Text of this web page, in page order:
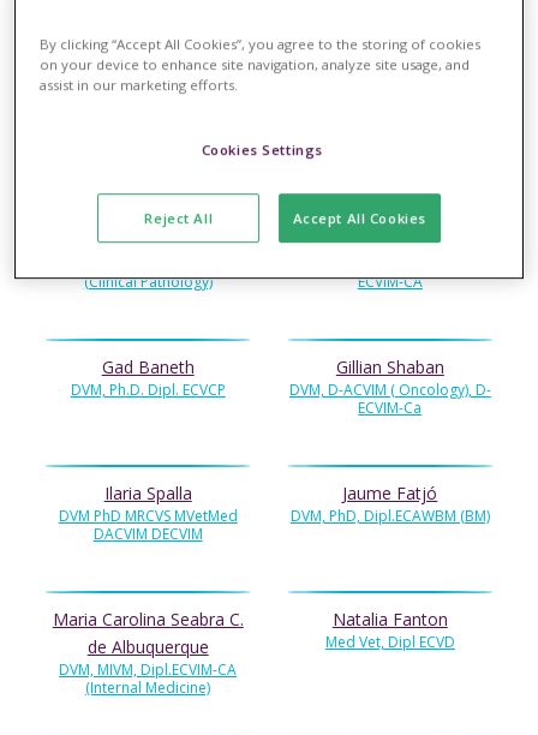
Carlos Blanco
(Clinical Pathology)
Frédéric Billen
ECVIM-CA
Gad Baneth
DVM, Ph.D. Dipl. ECVCP
Gillian Shaban
DVM, D-ACVIM ( Oncology), D-
ECVIM-Ca
Ilaria Spalla
DVM PhD MRCVS MVetMed
DACVIM DECVIM
Jaume Fatjó
DVM, PhD, Dipl.ECAWBM (BM)
Maria Carolina Seabra C.
de Albuquerque
DVM, MIVM, Dipl.ECVIM-CA
(Internal Medicine)
Natalia Fanton
Med Vet, Dipl ECVD
By clicking “Accept All Cookies”, you agree to the storing of cookies
on your device to enhance site navigation, analyze site usage, and
assist in our marketing efforts.
Cookies Settings
Reject All Accept All Cookies